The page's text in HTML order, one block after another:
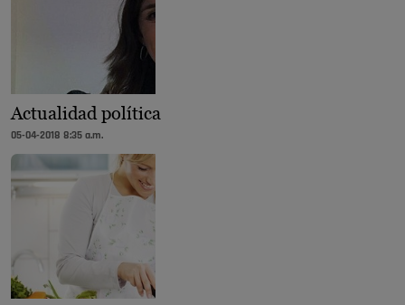
Actualidad política
05-04-2018 8:35 a.m.